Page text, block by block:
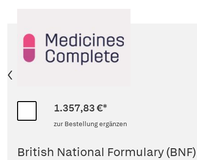
1.357,83 €*
zur Bestellung ergänzen
British National Formulary (BNF)